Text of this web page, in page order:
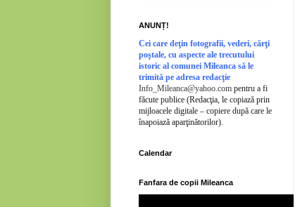
ANUNȚ!
Cei care deţin fotografii, vederi, cărţi
poştale, cu aspecte ale trecutului
istoric al comunei Mileanca să le
trimită pe adresa redacţie
Info_Mileanca@yahoo.com pentru a fi
făcute publice (Redacţia, le copiază prin
mijloacele digitale – copiere după care le
înapoiază aparţinătorilor).
Calendar
Fanfara de copii Mileanca